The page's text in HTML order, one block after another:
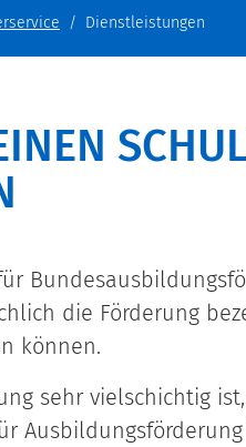
Dienstleistungen
die Förderung
können.
sehr vielschichtig